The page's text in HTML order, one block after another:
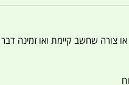
או צורה שחשב קיימת ואו זמינה